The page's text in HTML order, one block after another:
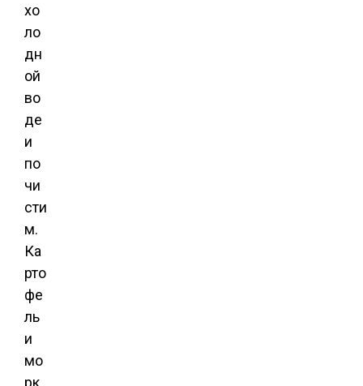
хо
ло
дн
ой
во
де
и
по
чи
сти
м.
Ка
рто
фе
ль
и
мо
рк